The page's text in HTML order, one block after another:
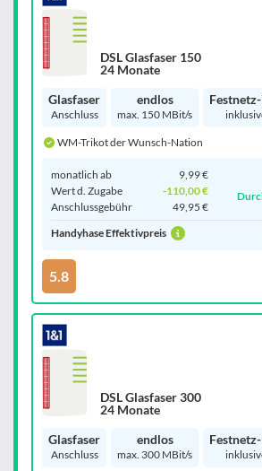
DSL Glasfaser 150
24 Monate
Glasfaser
Anschluss
endlos
max. 150 MBit/s
WM-Trikot der Wunsch-Nation
monatlich ab
9,99 €
Wert d. Zugabe
-110,00 €
Anschluss­gebühr
49,95 €
Handyhase Effektivpreis
5.8
DSL Glasfaser 300
24 Monate
Glasfaser
Anschluss
endlos
max. 300 MBit/s